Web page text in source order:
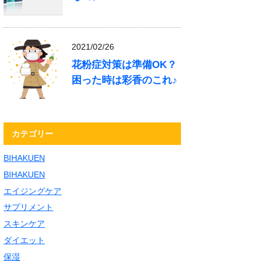
2021/02/26
花粉症対策は準備OK？
困った時は彩香のこれ♪
カテゴリー
BIHAKUEN
BIHAKUEN
エイジングケア
サプリメント
スキンケア
ダイエット
保湿